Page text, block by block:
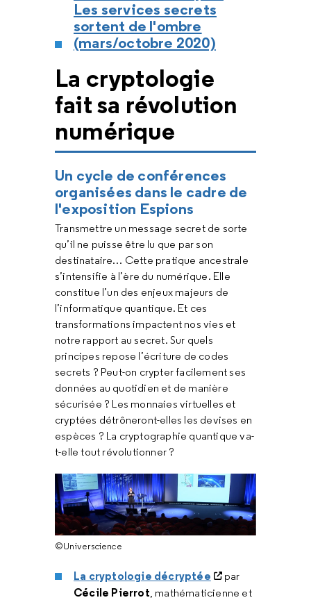
Les services secrets
sortent de l'ombre
(mars/octobre 2020)
La cryptologie
fait sa révolution
numérique
Un cycle de conférences
organisées dans le cadre de
l'exposition Espions
Transmettre un message secret de sorte
qu’il ne puisse être lu que par son
destinataire… Cette pratique ancestrale
s’intensifie à l’ère du numérique. Elle
constitue l’un des enjeux majeurs de
l’informatique quantique. Et ces
transformations impactent nos vies et
notre rapport au secret. Sur quels
principes repose l’écriture de codes
secrets ? Peut-on crypter facilement ses
données au quotidien et de manière
sécurisée ? Les monnaies virtuelles et
cryptées détrôneront-elles les devises en
espèces ? La cryptographie quantique va-
t-elle tout révolutionner ?
©Universcience
La cryptologie décryptée par
Cécile Pierrot, mathématicienne et